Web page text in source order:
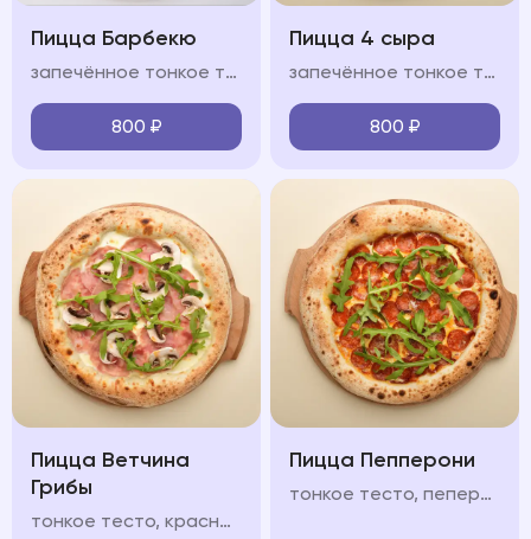
Пицца Барбекю
запечённое тонкое тесто, свиной окорок, охотничьи колбасками, бекон, лук красный, фирменный соус "BBQ", моцарелла, красный соус
800 ₽
Пицца 4 сыра
запечённое тонкое тесто, сыр моцарелла, пармезан, горгонзола, доблю, фирменный соус, оливковое масло
800 ₽
Пицца Ветчина
Грибы
тонкое тесто, красный/белый соус, ветчина, шампиньоны, моцарелла, руккола, пармезан
Пицца Пепперони
тонкое тесто, пеперони, салями, соус из томатов, моцарелла, руккола, пармезан